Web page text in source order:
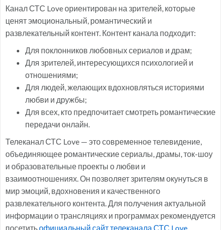
Канал СТС Love ориентирован на зрителей, которые
ценят эмоциональный, романтический и
развлекательный контент. Контент канала подходит:
Для поклонников любовных сериалов и драм;
Для зрителей, интересующихся психологией и
отношениями;
Для людей, желающих вдохновляться историями
любви и дружбы;
Для всех, кто предпочитает смотреть романтические
передачи онлайн.
Телеканал СТС Love — это современное телевидение,
объединяющее романтические сериалы, драмы, ток-шоу
и образовательные проекты о любви и
взаимоотношениях. Он позволяет зрителям окунуться в
мир эмоций, вдохновения и качественного
развлекательного контента. Для получения актуальной
информации о трансляциях и программах рекомендуется
посетитьофициальный сайт телеканала СТС Love